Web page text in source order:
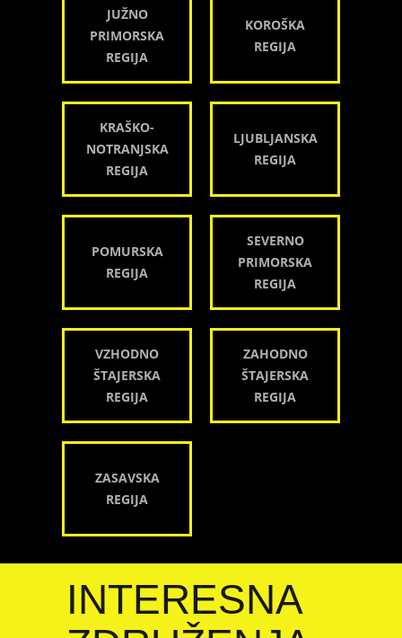
JUŽNO
PRIMORSKA
REGIJA
KOROŠKA
REGIJA
KRAŠKO-
NOTRANJSKA
REGIJA
LJUBLJANSKA
REGIJA
POMURSKA
REGIJA
SEVERNO
PRIMORSKA
REGIJA
VZHODNO
ŠTAJERSKA
REGIJA
ZAHODNO
ŠTAJERSKA
REGIJA
ZASAVSKA
REGIJA
INTERESNA